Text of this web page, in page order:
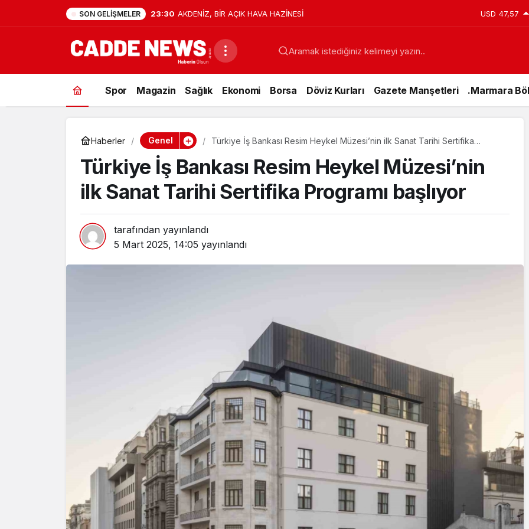
SON GELIŞMELER 23:30 AKDENİZ, BİR AÇIK HAVA HAZİNESİ USD 47,57
Aramak istediğiniz kelimeyi yazın..
Spor Magazin Sağlık Ekonomi Borsa Döviz Kurları Gazete Manşetleri .Marmara
Haberler Genel
Türkiye İş Bankası Resim Heykel Müzesi’nin ilk Sanat Tarihi Sertifika
Türkiye İş Bankası Resim Heykel Müzesi’nin
ilk Sanat Tarihi Sertifika Programı başlıyor
tarafından yayınlandı
5 Mart 2025, 14:05 yayınlandı
AKDENİZ, BİR AÇIK
HAVA HAZİNESİ
Yakalandı